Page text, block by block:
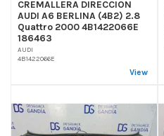
CREMALLERA DIRECCION
AUDI A6 BERLINA (4B2) 2.8
Quattro 2000 4B1422066E
186463
AUDI
4B1422066E
View